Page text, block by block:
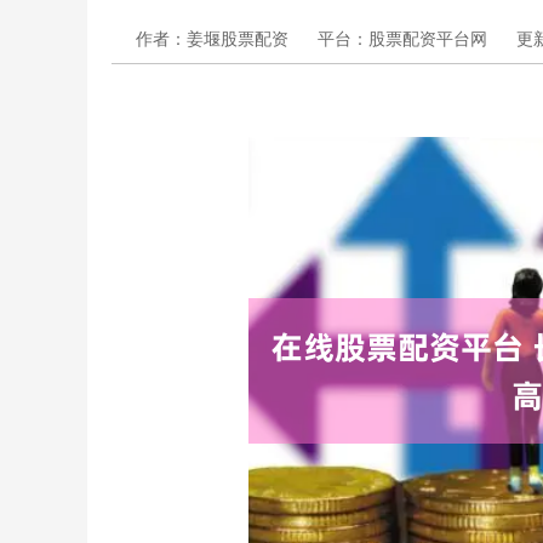
作者：姜堰股票配资 平台：股票配资平台网 更